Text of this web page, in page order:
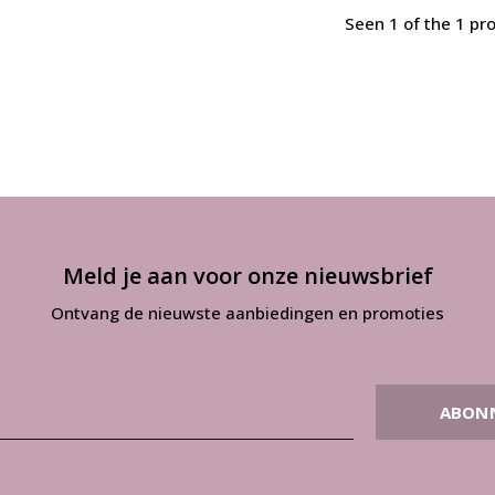
Seen 1 of the 1
Meld je aan voor onze nieuwsbrief
Ontvang de nieuwste aanbiedingen en promoties